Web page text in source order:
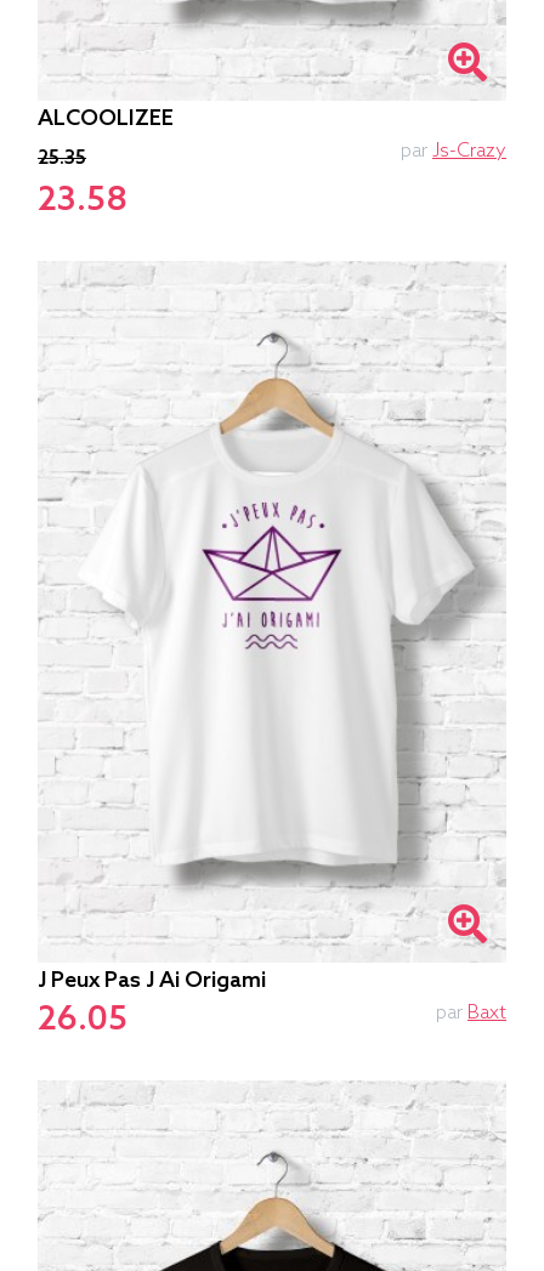
ALCOOLIZEE
25.35
23.58
par Js-Crazy
J Peux Pas J Ai Origami
26.05 par Baxt